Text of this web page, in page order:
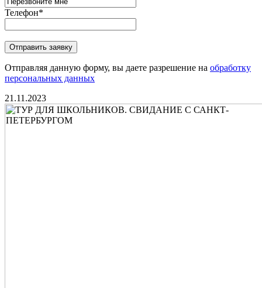
Телефон*
Отправляя данную форму, вы даете разрешение на обработку
персональных данных
21.11.2023